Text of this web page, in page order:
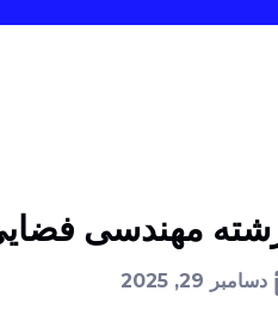
رشته مهندسی
دسامبر 29, 2025